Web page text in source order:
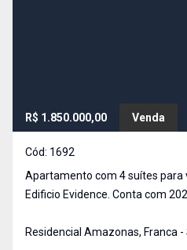
R$ 1.850.000,00 Venda
Cód: 1692
Apartamento com 4 suítes para
Edificio Evidence. Conta com 202 m² de área útil,
e jantar, área gourmet, copa,
Residencial Amazonas, Franca -